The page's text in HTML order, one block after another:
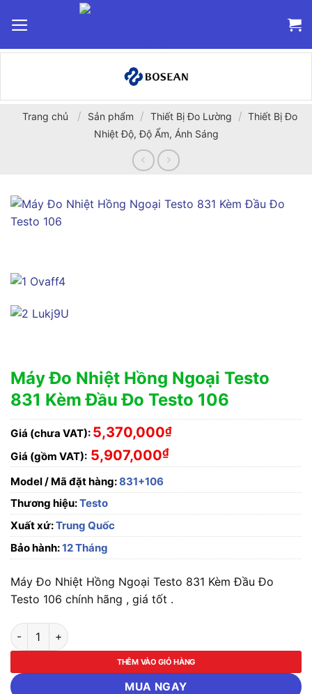
qua
Trang chủ / Sản phẩm / Thiết Bị Đo Lường / Thiết Bị Đo
Nhiệt Độ, Độ Ẩm, Ánh Sáng
Máy Đo Nhiệt Hồng Ngoại Testo
831 Kèm Đầu Đo Testo 106
Giá (chưa VAT): 5,370,000₫
Giá (gồm VAT): 5,907,000₫
Model / Mã đặt hàng:831+106
Thương hiệu:Testo
Xuất xứ:Trung Quốc
Bảo hành:12 Tháng
Máy Đo Nhiệt Hồng Ngoại Testo 831 Kèm Đầu Đo
Testo 106 chính hãng , giá tốt .
Máy Đo Nhiệt Hồng Ngoại Testo 831 Kèm Đầu Đo Testo 106
THÊM VÀO GIỎ HÀNG
MUA NGAY